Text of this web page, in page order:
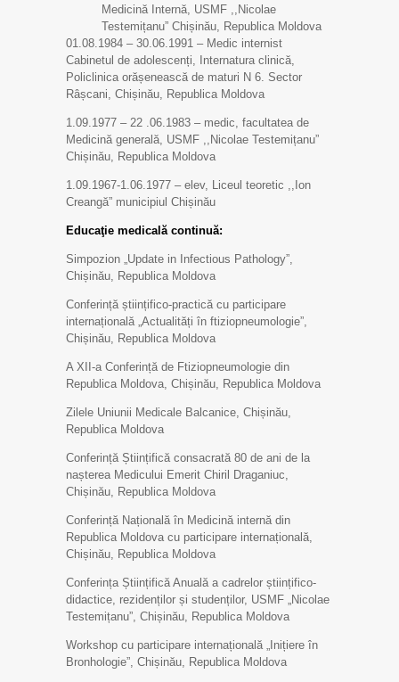
Medicină Internă, USMF ,,Nicolae
Testemițanu” Chișinău, Republica Moldova
01.08.1984 – 30.06.1991 – Medic internist
Cabinetul de adolescenți, Internatura clinică,
Policlinica orășenească de maturi N 6. Sector
Râșcani, Chișinău, Republica Moldova
1.09.1977 – 22 .06.1983 – medic, facultatea de
Medicină generală, USMF ,,Nicolae Testemițanu”
Chișinău, Republica Moldova
1.09.1967-1.06.1977 – elev, Liceul teoretic ,,Ion
Creangă” municipiul Chișinău
Educaţie medicală continuă:
Simpozion „Update in Infectious Pathology”,
Chișinău, Republica Moldova
Conferință științifico-practică cu participare
internațională „Actualități în ftiziopneumologie”,
Chișinău, Republica Moldova
A XII-a Conferință de Ftiziopneumologie din
Republica Moldova, Chișinău, Republica Moldova
Zilele Uniunii Medicale Balcanice, Chișinău,
Republica Moldova
Conferință Științifică consacrată 80 de ani de la
nașterea Medicului Emerit Chiril Draganiuc,
Chișinău, Republica Moldova
Conferință Națională în Medicină internă din
Republica Moldova cu participare internațională,
Chișinău, Republica Moldova
Conferința Științifică Anuală a cadrelor științifico-
didactice, rezidenților și studenților, USMF „Nicolae
Testemițanu”, Chișinău, Republica Moldova
Workshop cu participare internațională „Inițiere în
Bronhologie”, Chișinău, Republica Moldova